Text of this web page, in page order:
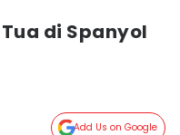
di Spanyol
Add Us on Google